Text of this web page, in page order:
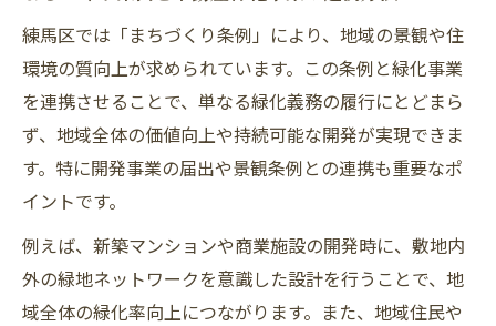
練馬区では「まちづくり条例」により、地域の景観や住
環境の質向上が求められています。この条例と緑化事業
を連携させることで、単なる緑化義務の履行にとどまら
ず、地域全体の価値向上や持続可能な開発が実現できま
す。特に開発事業の届出や景観条例との連携も重要なポ
イントです。
例えば、新築マンションや商業施設の開発時に、敷地内
外の緑地ネットワークを意識した設計を行うことで、地
域全体の緑化率向上につながります。また、地域住民や